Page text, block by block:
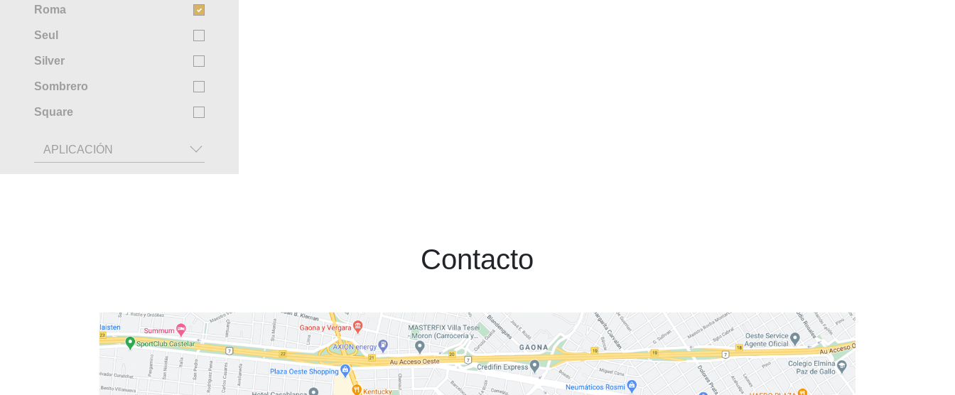
Roma
Seul
Silver
Sombrero
Square
APLICACIÓN
Contacto